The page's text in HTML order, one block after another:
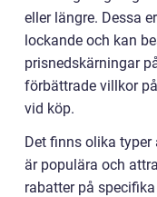
eller längre. Dessa
lockande och kan
prisnedskärningar
förbättrade villkor
vid köp.
Det finns olika typer
är populära och
rabatter på